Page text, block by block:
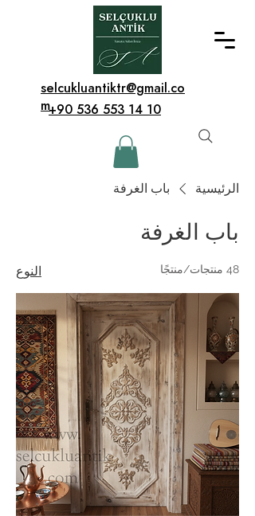
+90 536 553 14 10
selcukluantiktr@gmail.co
m
الرئيسية باب الغرفة
باب الغرفة
48 منتجات/منتجًا النوع